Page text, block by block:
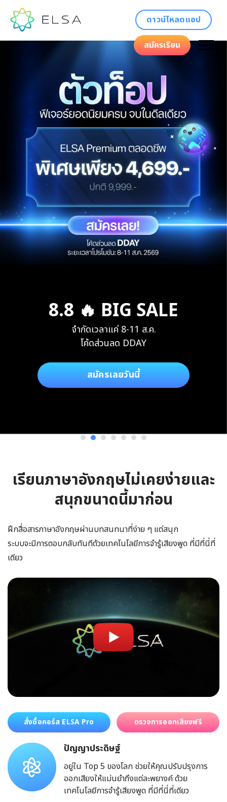
ดาวน์โหลดแอป
สมัครเรียน
8.8 🔥 BIG SALE
จำกัดเวลาแค่ 8-11 ส.ค.
โค้ดส่วนลด DDAY
สมัครเลยวันนี้
เรียนภาษาอังกฤษไม่เคยง่ายและ
สนุกขนาดนี้มาก่อน
ฝึกสื่อสารภาษาอังกฤษผ่านบทสนทนาที่ง่าย ๆ แต่สนุก
ระบบจะมีการตอบกลับทันทีด้วยเทคโนโลยีการจำรู้เสียงพูด ที่มีที่นี่ที่
เดียว
สั่งซื้อคอร์ส ELSA Pro ตรวจการออกเสียงฟรี
ปัญญาประดิษฐ์
อยู่ใน Top 5 ของโลก ช่วยให้คุณปรับปรุงการ
ออกเสียงให้แม่นยำถึงแต่ละพยางค์ ด้วย
เทคโนโลยีการจำรู้เสียงพูด ที่มีที่นี่ที่เดียว